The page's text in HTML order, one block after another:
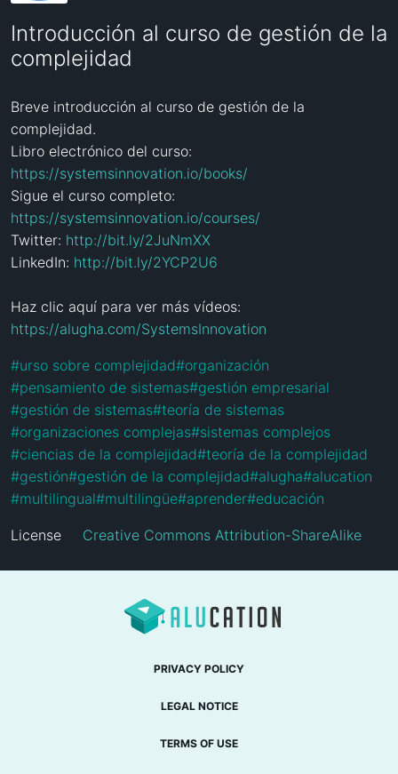
Introducción al curso de gestión de la
complejidad
Breve introducción al curso de gestión de la
complejidad.
https://systemsinnovation.io/books/
https://systemsinnovation.io/courses/
Twitter: http://bit.ly/2JuNmXX
LinkedIn: http://bit.ly/2YCP2U6
https://alugha.com/SystemsInnovation
#urso sobre complejidad#organización
#pensamiento de sistemas#gestión empresarial
#gestión de sistemas#teoría de sistemas
#organizaciones complejas#sistemas complejos
#ciencias de la complejidad#teoría de la complejidad
#gestión#gestión de la complejidad#alugha#alucation
#multilingual#multilingüe#aprender#educación
License Creative Commons Attribution-ShareAlike
PRIVACY POLICY
LEGAL NOTICE
TERMS OF USE